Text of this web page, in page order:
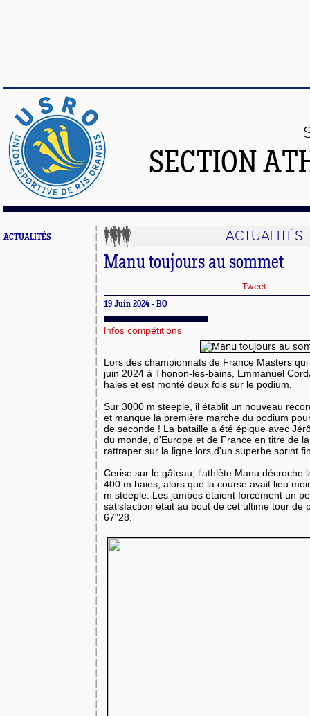
SECTION
ACTUALITÉS ACTUALITÉS
Manu toujours au sommet
Tweet
19 Juin 2024 - BO
Infos compétitions
Lors des championnats de France Masters
juin 2024 à Thonon-les-bains, Emmanuel
haies et est monté deux fois sur le podium.
Sur 3000 m steeple, il établit un nouveau
et manque la première marche du podium
de seconde ! La bataille a été épique avec
du monde, d'Europe et de France en titre de
rattraper sur la ligne lors d'un superbe sprint
Cerise sur le gâteau, l'athlète Manu décroche
400 m haies, alors que la course avait lieu
m steeple. Les jambes étaient forcément un
satisfaction était au bout de cet ultime tour de
67"28.